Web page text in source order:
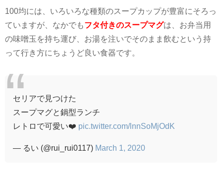
100均には、いろいろな種類のスープカップが豊富にそろっ
ていますが、なかでもフタ付きのスープマグは、お弁当用
の味噌玉を持ち運び、お湯を注いでそのまま飲むという持
って行き方にちょうど良い食器です。
セリアで見つけた
スープマグと鍋型ランチ
レトロで可愛い❤️ pic.twitter.com/lnnSoMjOdK
— るい (@rui_rui0117) March 1, 2020